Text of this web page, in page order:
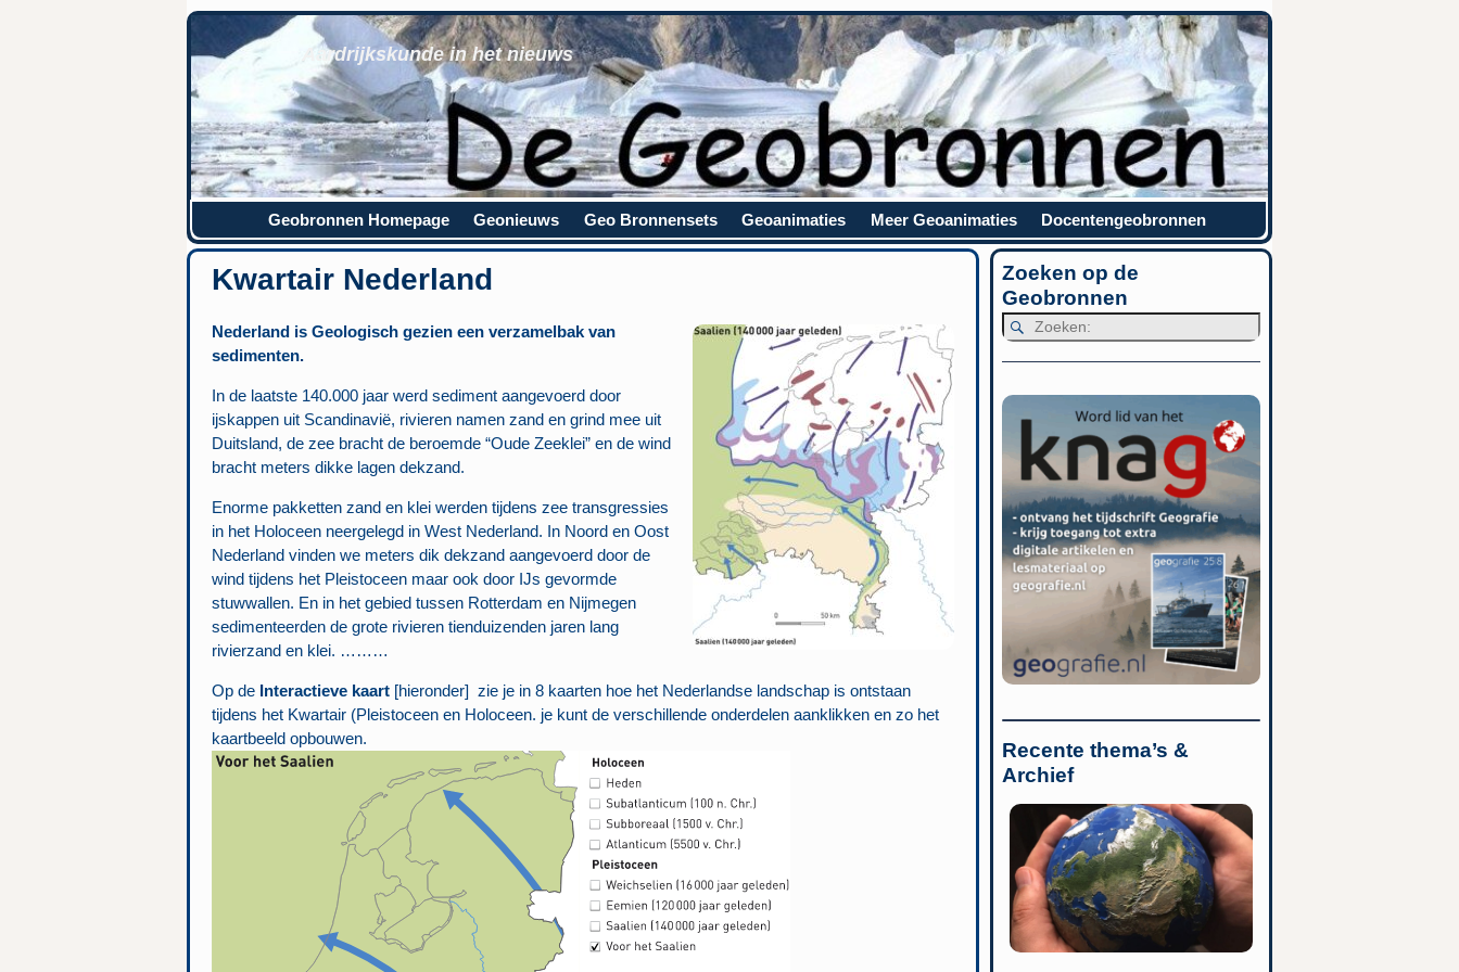
Aardrijkskunde in het nieuws
Geobronnen Homepage Geonieuws Geo Bronnensets Geoanimaties Meer Geoanimaties Docentengeobronnen
Kwartair Nederland
Nederland is Geologisch gezien een verzamelbak van
sedimenten.
In de laatste 140.000 jaar werd sediment aangevoerd door
ijskappen uit Scandinavië, rivieren namen zand en grind mee uit
Duitsland, de zee bracht de beroemde “Oude Zeeklei” en de wind
bracht meters dikke lagen dekzand.
Enorme pakketten zand en klei werden tijdens zee transgressies
in het Holoceen neergelegd in West Nederland. In Noord en Oost
Nederland vinden we meters dik dekzand aangevoerd door de
wind tijdens het Pleistoceen maar ook door IJs gevormde
stuwwallen. En in het gebied tussen Rotterdam en Nijmegen
sedimenteerden de grote rivieren tienduizenden jaren lang
rivierzand en klei. ………
Op de Interactieve kaart [hieronder] zie je in 8 kaarten hoe het Nederlandse landschap is ontstaan
tijdens het Kwartair (Pleistoceen en Holoceen. je kunt de verschillende onderdelen aanklikken en zo het
kaartbeeld opbouwen.
Zoeken op de
Geobronnen
Recente thema’s &
Archief